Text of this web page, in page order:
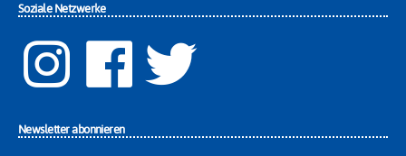
Soziale Netzwerke
Newsletter abonnieren